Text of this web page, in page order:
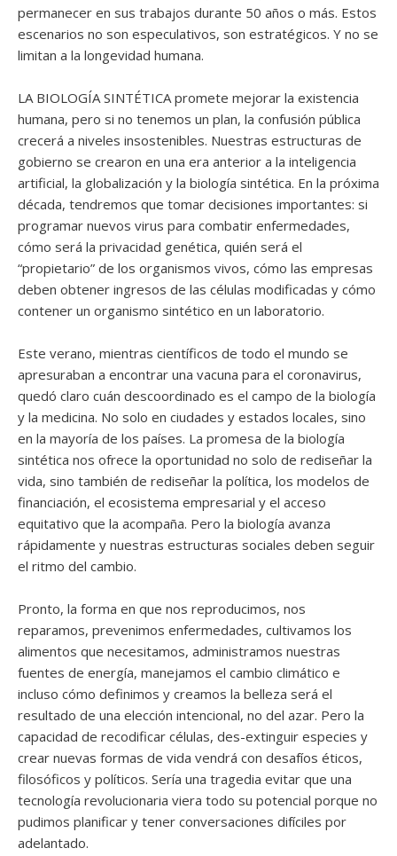
permanecer en sus trabajos durante 50 años o más. Estos
escenarios no son especulativos, son estratégicos. Y no se
limitan a la longevidad humana.
LA BIOLOGÍA SINTÉTICA promete mejorar la existencia
humana, pero si no tenemos un plan, la confusión pública
crecerá a niveles insostenibles. Nuestras estructuras de
gobierno se crearon en una era anterior a la inteligencia
artificial, la globalización y la biología sintética. En la próxima
década, tendremos que tomar decisiones importantes: si
programar nuevos virus para combatir enfermedades,
cómo será la privacidad genética, quién será el
“propietario” de los organismos vivos, cómo las empresas
deben obtener ingresos de las células modificadas y cómo
contener un organismo sintético en un laboratorio.
Este verano, mientras científicos de todo el mundo se
apresuraban a encontrar una vacuna para el coronavirus,
quedó claro cuán descoordinado es el campo de la biología
y la medicina. No solo en ciudades y estados locales, sino
en la mayoría de los países. La promesa de la biología
sintética nos ofrece la oportunidad no solo de rediseñar la
vida, sino también de rediseñar la política, los modelos de
financiación, el ecosistema empresarial y el acceso
equitativo que la acompaña. Pero la biología avanza
rápidamente y nuestras estructuras sociales deben seguir
el ritmo del cambio.
Pronto, la forma en que nos reproducimos, nos
reparamos, prevenimos enfermedades, cultivamos los
alimentos que necesitamos, administramos nuestras
fuentes de energía, manejamos el cambio climático e
incluso cómo definimos y creamos la belleza será el
resultado de una elección intencional, no del azar. Pero la
capacidad de recodificar células, des-extinguir especies y
crear nuevas formas de vida vendrá con desafíos éticos,
filosóficos y políticos. Sería una tragedia evitar que una
tecnología revolucionaria viera todo su potencial porque no
pudimos planificar y tener conversaciones difíciles por
adelantado.